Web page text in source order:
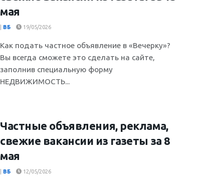
мая
ВБ 19/05/2026
Как подать частное объявление в «Вечерку»?
Вы всегда сможете это сделать на сайте,
заполнив специальную форму
НЕДВИЖИМОСТЬ...
Частные объявления, реклама,
свежие вакансии из газеты за 8
мая
ВБ 12/05/2026